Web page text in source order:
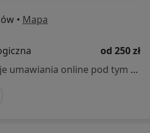
• Mapa
od 250 zł
Specjalista nie oferuje umawiania online pod tym adresem.